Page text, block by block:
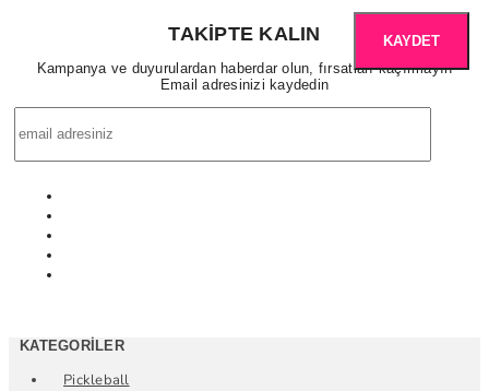
TAKIPTE KALIN
Kampanya ve duyurulardan haberdar olun, fırsatları kaçırmayın
Email adresinizi kaydedin
KAYDET
KATEGORILER
Pickleball